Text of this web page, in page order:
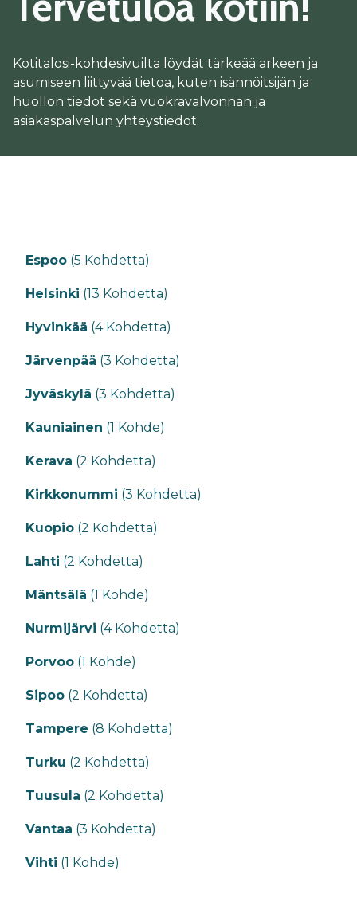
Kotitalosi-kohdesivuilta löydät tärkeää arkeen ja
asumiseen liittyvää tietoa, kuten isännöitsijän ja
huollon tiedot sekä vuokravalvonnan ja
asiakaspalvelun yhteystiedot.
Espoo (5 Kohdetta)
Helsinki (13 Kohdetta)
Hyvinkää (4 Kohdetta)
Järvenpää (3 Kohdetta)
Jyväskylä (3 Kohdetta)
Kauniainen (1 Kohde)
Kerava (2 Kohdetta)
Kirkkonummi (3 Kohdetta)
Kuopio (2 Kohdetta)
Lahti (2 Kohdetta)
Mäntsälä (1 Kohde)
Nurmijärvi (4 Kohdetta)
Porvoo (1 Kohde)
Sipoo (2 Kohdetta)
Tampere (8 Kohdetta)
Turku (2 Kohdetta)
Tuusula (2 Kohdetta)
Vantaa (3 Kohdetta)
Vihti (1 Kohde)